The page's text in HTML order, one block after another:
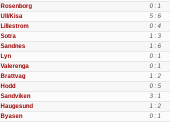
Rosenborg
0 : 1
Ull/Kisa
5 : 6
Lillestrom
0 : 4
Sotra
1 : 3
Sandnes
1 : 6
Lyn
0 : 1
Valerenga
0 : 1
Brattvag
1 : 2
Hodd
0 : 5
Sandviken
3 : 1
Haugesund
1 : 2
Byasen
0 : 1